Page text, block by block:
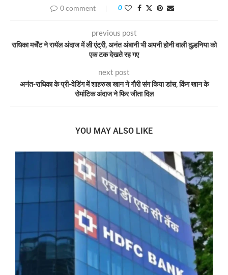
0 comment 0
previous post
राधिका मर्चेंट ने रायॅल अंदाज में ली एंट्री, अनंत अंबानी भी अपनी होनी वाली दुल्हनिया को
एक टक देखते रह गए
next post
अनंत-राधिका के प्री-वेडिंग में शाहरुख खान ने गौरी संग किया डांस, किंग खान के
रोमांटिक अंदाज ने फिर जीता दिल
YOU MAY ALSO LIKE